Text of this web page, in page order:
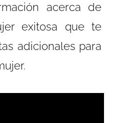
acerca de
exitosa que te
adicionales para